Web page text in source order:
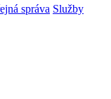
správa Služby